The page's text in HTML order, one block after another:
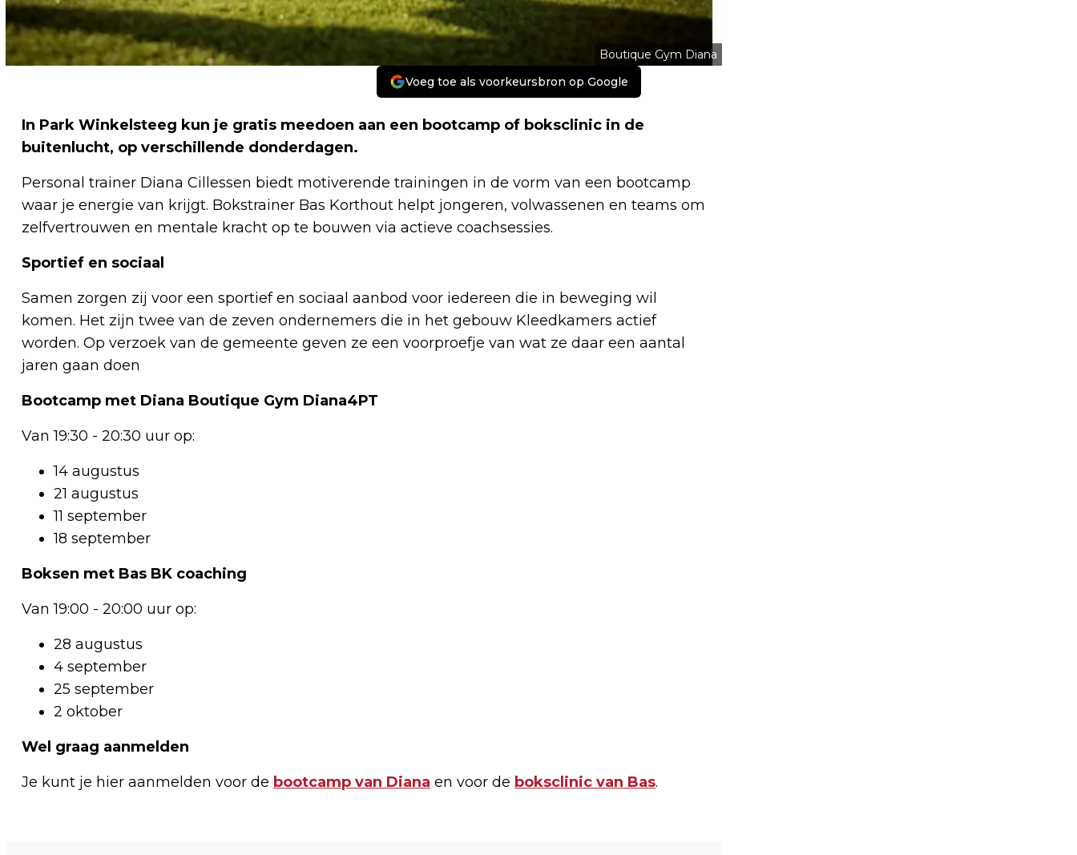
Boutique Gym Diana
Voeg toe als voorkeursbron op Google
In Park Winkelsteeg kun je gratis meedoen aan een bootcamp of boksclinic in de
buitenlucht, op verschillende donderdagen.
Personal trainer Diana Cillessen biedt motiverende trainingen in de vorm van een bootcamp
waar je energie van krijgt. Bokstrainer Bas Korthout helpt jongeren, volwassenen en teams om
zelfvertrouwen en mentale kracht op te bouwen via actieve coachsessies.
Sportief en sociaal
Samen zorgen zij voor een sportief en sociaal aanbod voor iedereen die in beweging wil
komen. Het zijn twee van de zeven ondernemers die in het gebouw Kleedkamers actief
worden. Op verzoek van de gemeente geven ze een voorproefje van wat ze daar een aantal
jaren gaan doen
Bootcamp met Diana Boutique Gym Diana4PT
Van 19:30 - 20:30 uur op:
14 augustus
21 augustus
11 september
18 september
Boksen met Bas BK coaching
Van 19:00 - 20:00 uur op:
28 augustus
4 september
25 september
2 oktober
Wel graag aanmelden
Je kunt je hier aanmelden voor de bootcamp van Diana en voor de boksclinic van Bas.